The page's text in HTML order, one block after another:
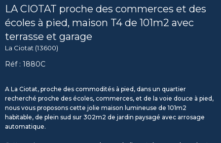
LA CIOTAT proche des commerces et des
écoles à pied, maison T4 de 101m2 avec
terrasse et garage
La Ciotat (13600)
Réf : 1880C
A La Ciotat, proche des commodités à pied, dans un quartier
recherché proche des écoles, commerces, et de la voie douce à pied,
nous vous proposons cette jolie maison lumineuse de 101m2
habitable, de plein sud sur 302m2 de jardin paysagé avec arrosage
automatique.